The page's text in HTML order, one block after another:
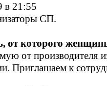
в 21:55
СП.
от которого
от производителя
Приглашаем к